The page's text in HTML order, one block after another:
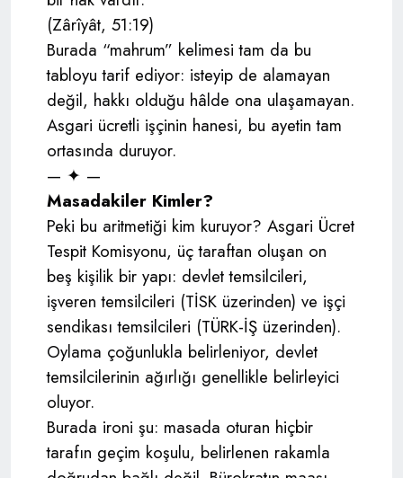
(Zârîyât, 51:19)
Burada “mahrum” kelimesi tam da bu
tabloyu tarif ediyor: isteyip de alamayan
değil, hakkı olduğu hâlde ona ulaşamayan.
Asgari ücretli işçinin hanesi, bu ayetin tam
ortasında duruyor.
— ✦ —
Masadakiler Kimler?
Peki bu aritmetiği kim kuruyor? Asgari Ücret
Tespit Komisyonu, üç taraftan oluşan on
beş kişilik bir yapı: devlet temsilcileri,
işveren temsilcileri (TİSK üzerinden) ve işçi
sendikası temsilcileri (TÜRK-İŞ üzerinden).
Oylama çoğunlukla belirleniyor, devlet
temsilcilerinin ağırlığı genellikle belirleyici
oluyor.
Burada ironi şu: masada oturan hiçbir
tarafın geçim koşulu, belirlenen rakamla